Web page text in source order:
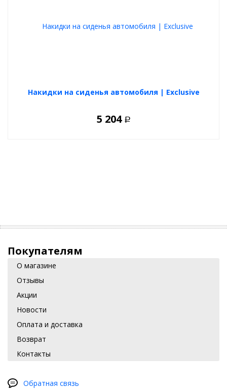
Накидки на сиденья автомобиля | Exclusive
5 204 Р
Покупателям
О магазине
Отзывы
Акции
Новости
Оплата и доставка
Возврат
Контакты
Обратная связь